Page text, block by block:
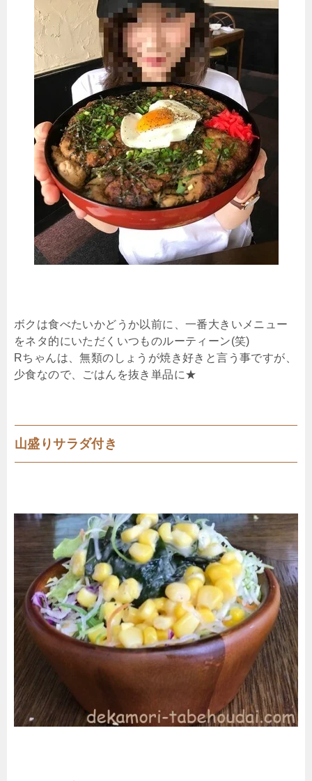
ボクは食べたいかどうか以前に、一番大きいメニュー
をネタ的にいただくいつものルーティーン(笑)
Rちゃんは、無類のしょうが焼き好きと言う事ですが、
少食なので、ごはんを抜き単品に★
山盛りサラダ付き